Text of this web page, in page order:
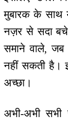
मुबारक के साथ
नज़र से सदा बचे
समाने वाले, जब
नहीं सकती है।
अच्छा।
अभी-अभी